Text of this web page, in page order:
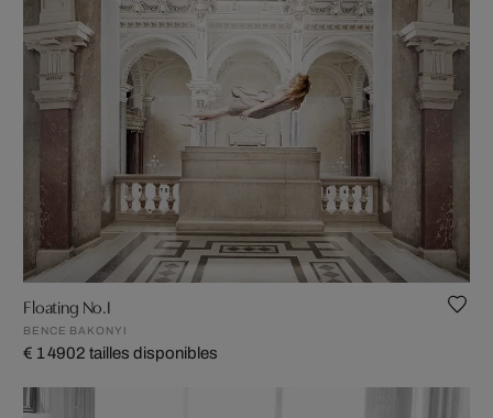
Floating No.I
BENCE BAKONYI
€ 1 4902 tailles disponibles